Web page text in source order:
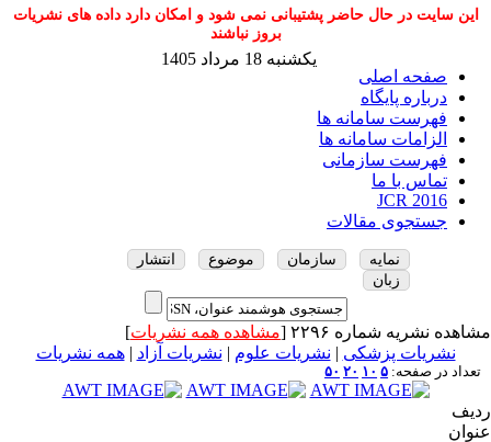
این سایت در حال حاضر پشتیبانی نمی شود و امکان دارد داده های نشریات
بروز نباشند
صفحه اصلی
درباره پایگاه
فهرست سامانه ها
الزامات سامانه ها
فهرست سازمانی
تماس با ما
JCR 2016
جستجوی مقالات
یکشنبه 18 مرداد 1405
نمایه سازمان موضوع
انتشار
زبان
مشاهده نشریه شماره ۲۲۹۶ [ مشاهده همه نشریات]
نشریات پزشکی | نشریات علوم | نشریات آزاد |همه نشریات
تعداد در صفحه: ۵ ۱۰ ۲۰ ۵۰
ردیف
عنوان